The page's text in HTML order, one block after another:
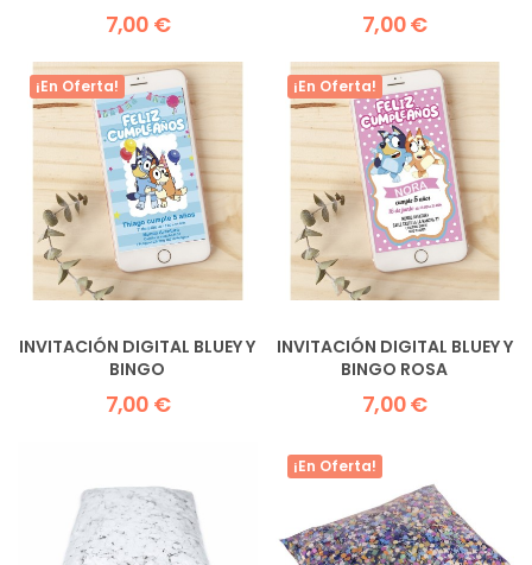
MOUSE
7,00 € 7,00 €
¡En Oferta!
INVITACIÓN DIGITAL BLUEY Y
BINGO
7,00 €
¡En Oferta!
INVITACIÓN DIGITAL BLUEY Y
BINGO ROSA
7,00 €
¡En Oferta!